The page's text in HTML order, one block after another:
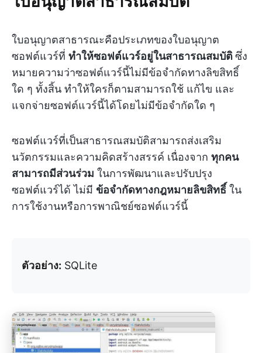
ใบอนุญาตสาธารณะคือประเภทของใบอนุญาต
ซอฟต์แวร์ที่ ทำให้ซอฟต์แวร์อยู่ในสาธารณสมบัติซึ่ง
หมายความว่าซอฟต์แวร์นี้ไม่มีข้อจำกัดทางลิขสิทธิ์
ใด ๆ ทั้งสิ้น ทำให้ใครก็ตามสามารถใช้ แก้ไข และ
แจกจ่ายซอฟต์แวร์นี้ได้โดยไม่มีข้อจำกัดใด ๆ
ซอฟต์แวร์ที่เป็นสาธารณสมบัติสามารถส่งเสริม
นวัตกรรมและความคิดสร้างสรรค์ เนื่องจาก ทุกคน
สามารถมีส่วนร่วม ในการพัฒนาและปรับปรุง
ซอฟต์แวร์ได้ ไม่มี ข้อจำกัดทางกฎหมายลิขสิทธิ์ ใน
การใช้งานหรือการพาณิชย์ซอฟต์แวร์นี้
ตัวอย่าง: SQLite